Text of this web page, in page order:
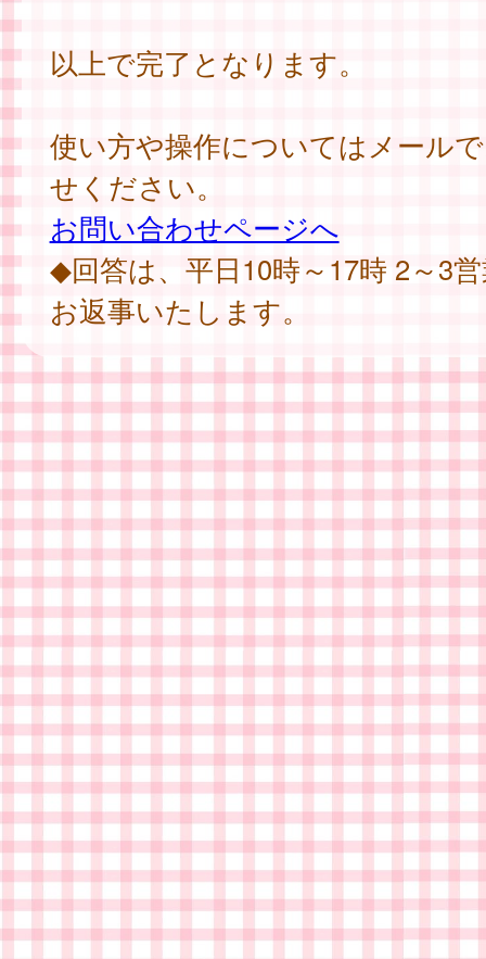
以上で完了となります。
使い方や操作についてはメール
せください。
お問い合わせページへ
◆回答は、平日10時～17時 2～3
お返事いたします。